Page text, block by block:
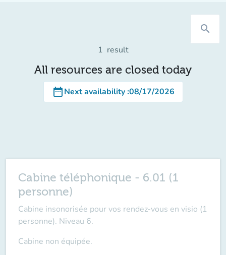
search
1 result
All resources are closed today
date_rangeNext availability:08/17/2026
Cabine téléphonique - 6.01 (1
personne)
Cabine insonorisée pour vos rendez-vous en visio (1
personne). Niveau 6.
Cabine non équipée.